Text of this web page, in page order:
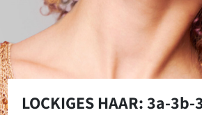
LOCKIGES HAAR: 3a-3b-